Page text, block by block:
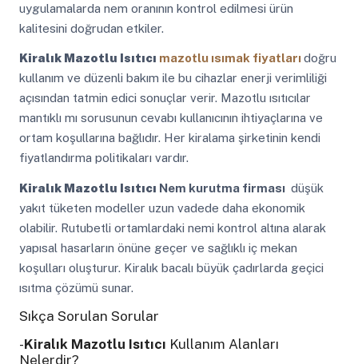
uygulamalarda nem oranının kontrol edilmesi ürün
kalitesini doğrudan etkiler.
Kiralık Mazotlu Isıtıcı mazotlu ısımak fiyatlarıdoğru
kullanım ve düzenli bakım ile bu cihazlar enerji verimliliği
açısından tatmin edici sonuçlar verir. Mazotlu ısıtıcılar
mantıklı mı sorusunun cevabı kullanıcının ihtiyaçlarına ve
ortam koşullarına bağlıdır. Her kiralama şirketinin kendi
fiyatlandırma politikaları vardır.
Kiralık Mazotlu Isıtıcı Nem kurutma firması düşük
yakıt tüketen modeller uzun vadede daha ekonomik
olabilir. Rutubetli ortamlardaki nemi kontrol altına alarak
yapısal hasarların önüne geçer ve sağlıklı iç mekan
koşulları oluşturur. Kiralık bacalı büyük çadırlarda geçici
ısıtma çözümü sunar.
Sıkça Sorulan Sorular
-Kiralık Mazotlu Isıtıcı Kullanım Alanları
Nelerdir?